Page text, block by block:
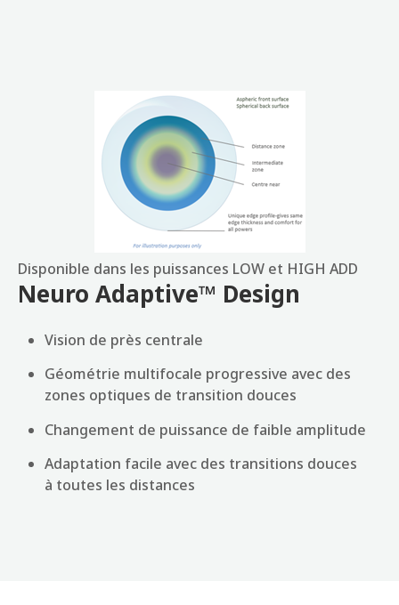
Disponible dans les puissances LOW et HIGH ADD
Neuro Adaptive™ Design
Vision de près centrale
Géométrie multifocale progressive avec des
zones optiques de transition douces
Changement de puissance de faible amplitude
Adaptation facile avec des transitions douces
à toutes les distances